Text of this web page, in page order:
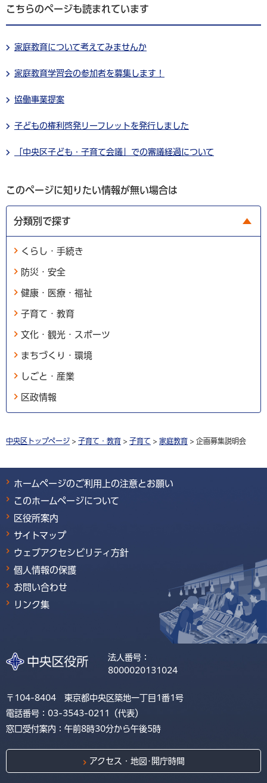
こちらのページも読まれています
家庭教育について考えてみませんか
家庭教育学習会の参加者を募集します！
協働事業提案
子どもの権利啓発リーフレットを発行しました
「中央区子ども・子育て会議」での審議経過について
このページに知りたい情報が無い場合は
分類別で探す
くらし・手続き
防災・安全
健康・医療・福祉
子育て・教育
文化・観光・スポーツ
まちづくり・環境
しごと・産業
区政情報
中央区トップページ > 子育て・教育 > 子育て > 家庭教育 > 企画募集説明会
ホームページのご利用上の注意とお願い
このホームページについて
区役所案内
サイトマップ
ウェブアクセシビリティ方針
個人情報の保護
お問い合わせ
リンク集
法人番号：
8000020131024
〒104-8404 東京都中央区築地一丁目1番1号
電話番号：03-3543-0211（代表）
窓口受付案内：午前8時30分から午後5時
アクセス・地図･開庁時間